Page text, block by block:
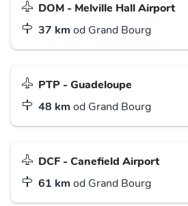
DOM - Melville Hall Airport
37 km od Grand Bourg
PTP - Guadeloupe
48 km od Grand Bourg
DCF - Canefield Airport
61 km od Grand Bourg